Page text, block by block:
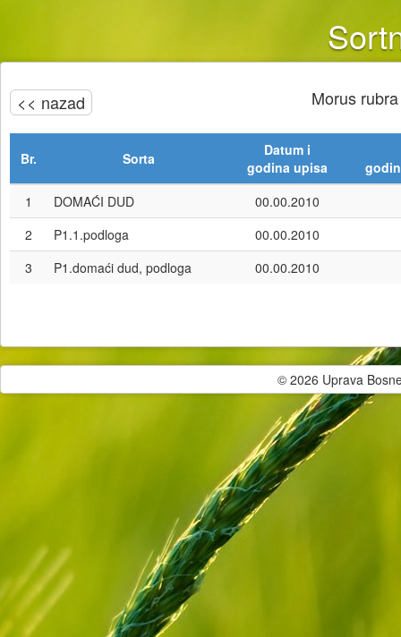
<< nazad Morus
Br. Sorta
Datum i
godina upisa
1
DOMAĆI DUD
00.00.2010
2
P1.1.podloga
00.00.2010
3
P1.domaći dud, podloga 00.00.2010
© 2026 Uprava